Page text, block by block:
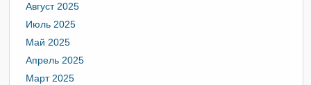
Август 2025
Июль 2025
Май 2025
Апрель 2025
Март 2025